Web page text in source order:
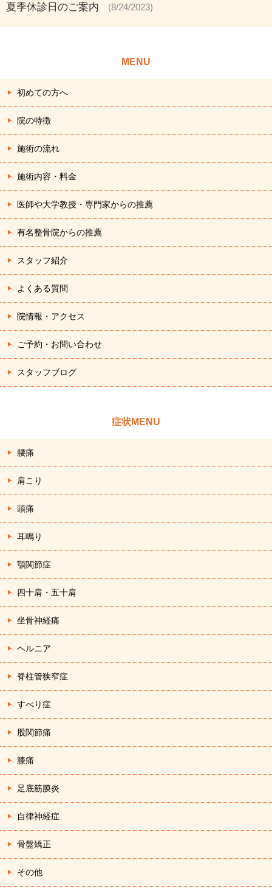
夏季休診日のご案内 (8/24/2023)
MENU
初めての方へ
院の特徴
施術の流れ
施術内容・料金
医師や大学教授・専門家からの推薦
有名整骨院からの推薦
スタッフ紹介
よくある質問
院情報・アクセス
ご予約・お問い合わせ
スタッフブログ
症状MENU
腰痛
肩こり
頭痛
耳鳴り
顎関節症
四十肩・五十肩
坐骨神経痛
ヘルニア
脊柱管狭窄症
すべり症
股関節痛
膝痛
足底筋膜炎
自律神経症
骨盤矯正
その他